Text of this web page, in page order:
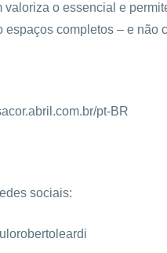
valoriza o essencial e
espaços completos – e não
pt-BR
sociais: